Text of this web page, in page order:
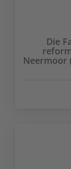
Die
Neermoor